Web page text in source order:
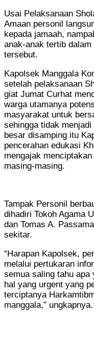
Usai Pelaksanaan
Amaan personil
kepada jamaah,
anak-anak tertib
tersebut.
Kapolsek Manggala
setelah pelaksanaan
giat Jumat Curhat
warga utamanya
masyarakat untuk
sehingga tidak
besar disamping itu
pencerahan edukasi
mengajak
masing-masing.
Tampak Personil
dihadiri Tokoh Agama
dan Tomas A.
sekitar.
“Harapan Kapolsek,
melalui pertukaran
semua saling tahu apa
hal yang urgent yang
terciptanya
manggala,” ungkapnya.